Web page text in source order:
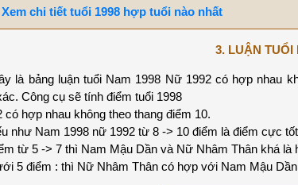
Xem chi tiết tuổi 1998 hợp tuổi nào nhất
3. LUẬN TUỔI
là bảng luận tuổi Nam 1998 Nữ 1992 có hợp nhau
Công cụ sẽ tính điểm tuổi 1998
có hợp nhau không theo thang điểm 10.
như Nam 1998 nữ 1992 từ 8 -> 10 điểm là điểm cực
từ 5 -> 7 thì Nam Mậu Dần và Nữ Nhâm Thân khá là
5 điểm : thì Nữ Nhâm Thân có hợp với Nam Mậu Dần